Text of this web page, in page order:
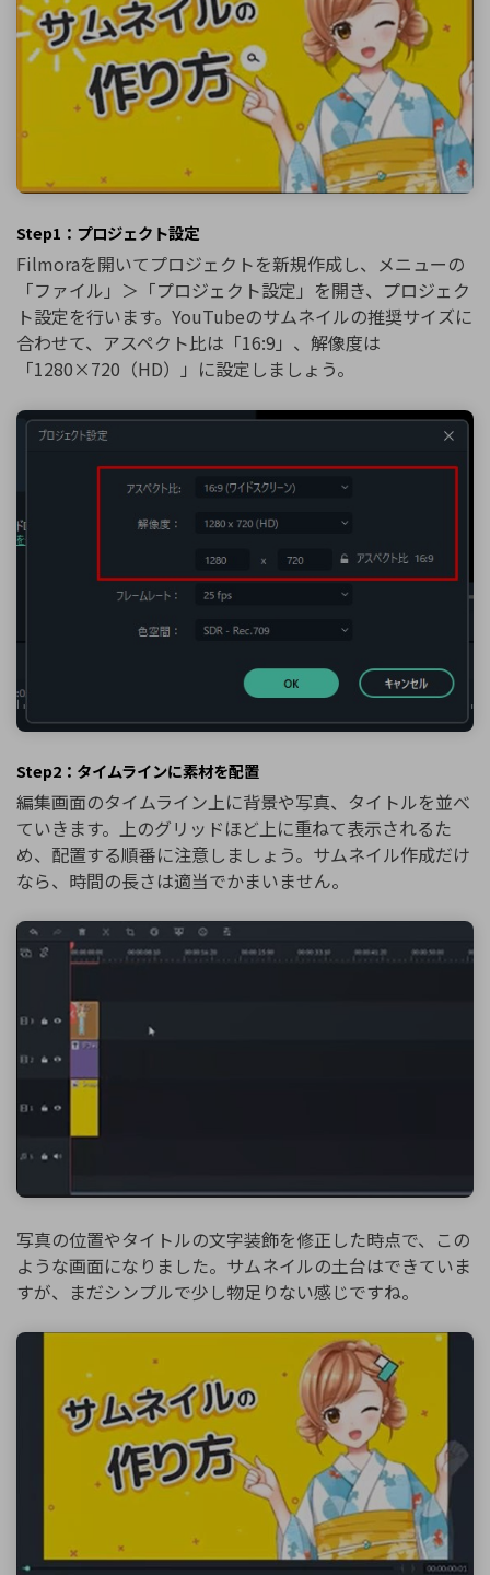
Step1：プロジェクト設定
Filmoraを開いてプロジェクトを新規作成し、メニューの
「ファイル」＞「プロジェクト設定」を開き、プロジェク
ト設定を行います。YouTubeのサムネイルの推奨サイズに
合わせて、アスペクト比は「16:9」、解像度は
「1280×720（HD）」に設定しましょう。
Step2：タイムラインに素材を配置
編集画面のタイムライン上に背景や写真、タイトルを並べ
ていきます。上のグリッドほど上に重ねて表示されるた
め、配置する順番に注意しましょう。サムネイル作成だけ
なら、時間の長さは適当でかまいません。
写真の位置やタイトルの文字装飾を修正した時点で、この
ような画面になりました。サムネイルの土台はできていま
すが、まだシンプルで少し物足りない感じですね。